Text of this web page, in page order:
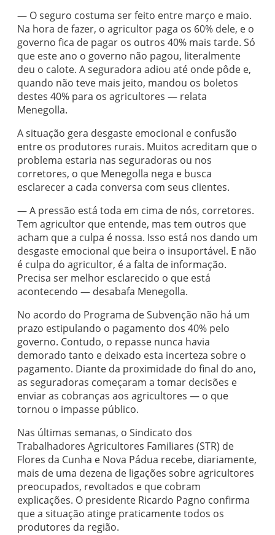
— O seguro costuma ser feito entre março e maio.
Na hora de fazer, o agricultor paga os 60% dele, e o
governo fica de pagar os outros 40% mais tarde. Só
que este ano o governo não pagou, literalmente
deu o calote. A seguradora adiou até onde pôde e,
quando não teve mais jeito, mandou os boletos
destes 40% para os agricultores — relata
Menegolla.
A situação gera desgaste emocional e confusão
entre os produtores rurais. Muitos acreditam que o
problema estaria nas seguradoras ou nos
corretores, o que Menegolla nega e busca
esclarecer a cada conversa com seus clientes.
— A pressão está toda em cima de nós, corretores.
Tem agricultor que entende, mas tem outros que
acham que a culpa é nossa. Isso está nos dando um
desgaste emocional que beira o insuportável. E não
é culpa do agricultor, é a falta de informação.
Precisa ser melhor esclarecido o que está
acontecendo — desabafa Menegolla.
No acordo do Programa de Subvenção não há um
prazo estipulando o pagamento dos 40% pelo
governo. Contudo, o repasse nunca havia
demorado tanto e deixado esta incerteza sobre o
pagamento. Diante da proximidade do final do ano,
as seguradoras começaram a tomar decisões e
enviar as cobranças aos agricultores — o que
tornou o impasse público.
Nas últimas semanas, o Sindicato dos
Trabalhadores Agricultores Familiares (STR) de
Flores da Cunha e Nova Pádua recebe, diariamente,
mais de uma dezena de ligações sobre agricultores
preocupados, revoltados e que cobram
explicações. O presidente Ricardo Pagno confirma
que a situação atinge praticamente todos os
produtores da região.